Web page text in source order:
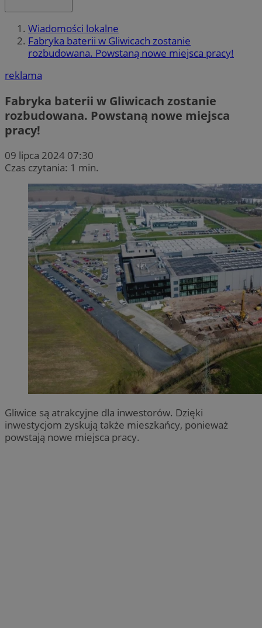
Wiadomości lokalne
Fabryka baterii w Gliwicach zostanie
rozbudowana. Powstaną nowe miejsca pracy!
reklama
Fabryka baterii w Gliwicach zostanie
rozbudowana. Powstaną nowe miejsca
pracy!
09 lipca 2024 07:30
Czas czytania: 1 min.
Gliwice są atrakcyjne dla inwestorów. Dzięki
inwestycjom zyskują także mieszkańcy, ponieważ
powstają nowe miejsca pracy.